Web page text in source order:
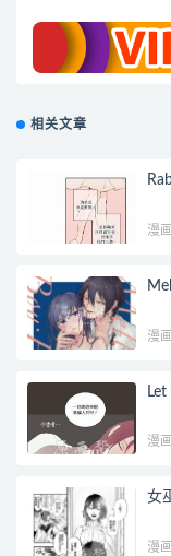
相关文章
漫
漫
漫
女
漫